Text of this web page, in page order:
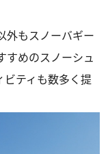
外もスノーバギー
すめのスノーシュ
ビティも数多く提